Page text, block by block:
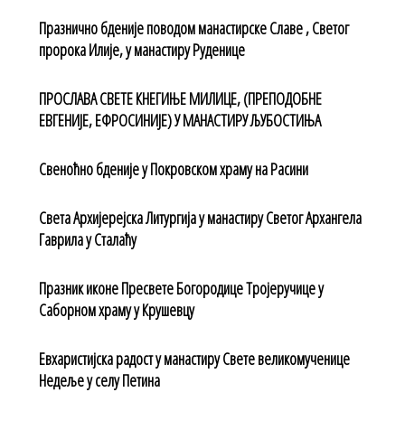
Празнично бденије поводом манастирске Славе , Светог
пророка Илије, у манастиру Руденице
ПРОСЛАВА СВЕТЕ КНЕГИЊЕ МИЛИЦЕ, (ПРЕПОДОБНЕ
ЕВГЕНИЈЕ, ЕФРОСИНИЈЕ) У МАНАСТИРУ ЉУБОСТИЊА
Свеноћно бденије у Покровском храму на Расини
Света Архијерејска Литургија у манастиру Светог Архангела
Гаврила у Сталаћу
Празник иконе Пресвете Богородице Тројеручице у
Саборном храму у Крушевцу
Евхаристијска радост у манастиру Свете великомученице
Недеље у селу Петина